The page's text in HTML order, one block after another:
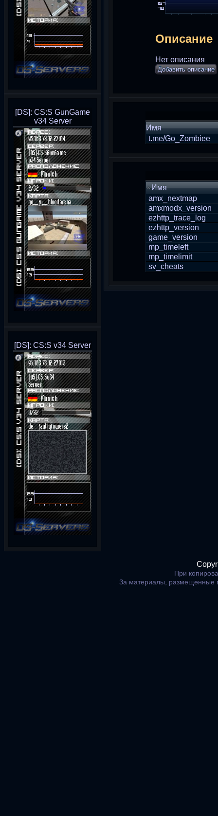
[DS]: CS:S GunGame
v34 Server
[DS]: CS:S v34 Server
Описание
Нет описания
Добавить описание
Имя
t.me/Go_Zombiee
Имя
amx_nextmap
amxmodx_version
ezhttp_trace_log
ezhttp_version
game_version
mp_timeleft
mp_timelimit
sv_cheats
При
За материалы, размещенные